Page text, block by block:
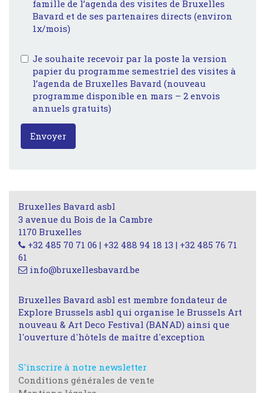
famille de l’agenda des visites de Bruxelles
Bavard et de ses partenaires directs (environ
1x/mois)
Je souhaite recevoir par la poste la version
papier du programme semestriel des visites à
l’agenda de Bruxelles Bavard (nouveau
programme disponible en mars – 2 envois
annuels gratuits)
Envoyer
Bruxelles Bavard asbl
3 avenue du Bois de la Cambre
1170 Bruxelles
+32 485 70 71 06 | +32 488 94 18 13 | +32 485 76 71
61
info@bruxellesbavard.be
Bruxelles Bavard asbl est membre fondateur de
Explore Brussels asbl qui organise le Brussels Art
nouveau & Art Deco Festival (BANAD) ainsi que
l'ouverture d'hôtels de maître d'exception
S'inscrire à notre newsletter
Conditions générales de vente